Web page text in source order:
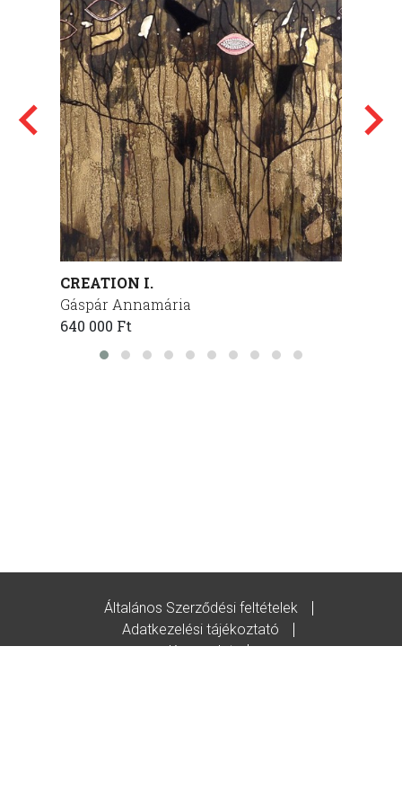
CREATION I.
Gáspár Annamária
640 000 Ft
Általános Szerződési feltételek
Adatkezelési tájékoztató
Kapcsolat